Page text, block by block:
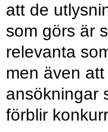
att de
som görs är
relevanta
men även
ansökningar
förblir